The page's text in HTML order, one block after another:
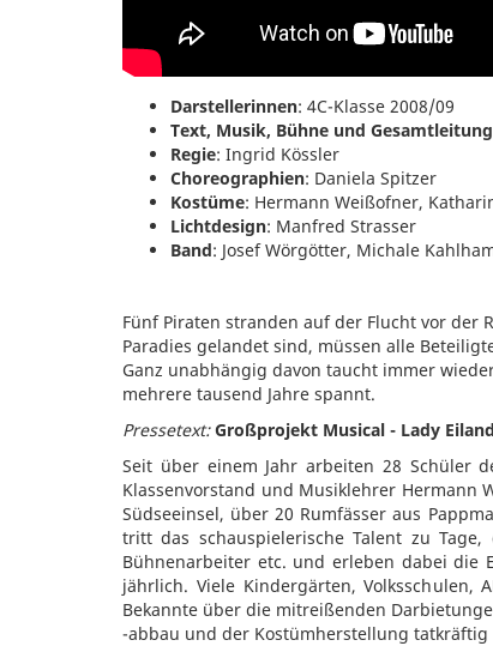
Darstellerinnen: 4C-Klasse 2008/09
Text, Musik, Bühne und Gesamtleitung
Regie: Ingrid Kössler
Choreographien: Daniela Spitzer
Kostüme: Hermann Weißofner,
Lichtdesign: Manfred Strasser
Band: Josef Wörgötter, Michale
Fünf Piraten stranden auf der Flucht vor der
Paradies gelandet sind, müssen alle
Ganz unabhängig davon taucht immer
mehrere tausend Jahre spannt.
Pressetext:Großprojekt Musical - Lady Eiland
Seit über einem Jahr arbeiten 28 Schüler
Klassenvorstand und Musiklehrer Hermann
Südseeinsel, über 20 Rumfässer aus
tritt das schauspielerische Talent zu
Bühnenarbeiter etc. und erleben dabei die
jährlich. Viele Kindergärten, Volksschulen,
Bekannte über die mitreißenden
-abbau und der Kostümherstellung